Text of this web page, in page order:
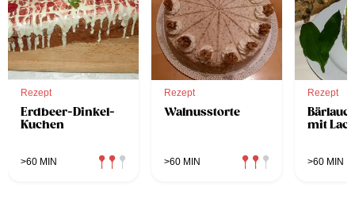
Rezept
Erdbeer-Dinkel-
Kuchen
>60 MIN
Rezept
Walnusstorte
>60 MIN
Rezept
mit
>60 MIN